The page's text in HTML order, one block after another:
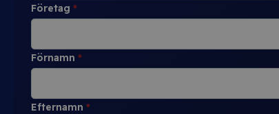
Företag *
Förnamn *
Efternamn *